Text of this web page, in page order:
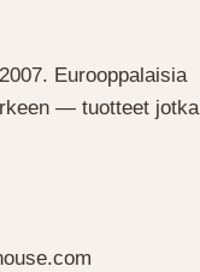
Eurooppalaisia
— tuotteet jotka